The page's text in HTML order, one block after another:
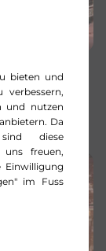
bieten und
verbessern,
und nutzen
Da
diese
uns freuen,
Einwilligung
im Fuss